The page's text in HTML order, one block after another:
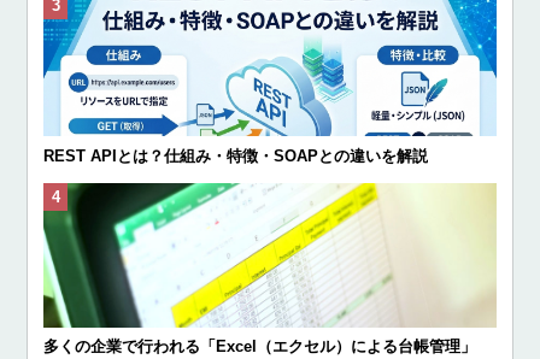
REST APIとは？仕組み・特徴・SOAPとの違いを解説
多くの企業で行われる「Excel（エクセル）による台帳管理」